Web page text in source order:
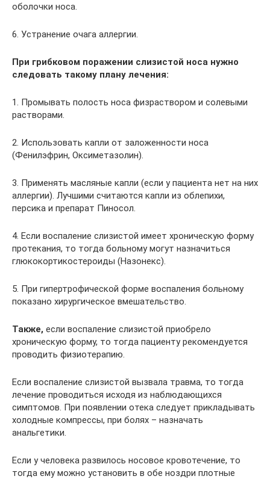
оболочки носа.
6. Устранение очага аллергии.
При грибковом поражении слизистой носа нужно
следовать такому плану лечения:
1. Промывать полость носа физраствором и солевыми
растворами.
2. Использовать капли от заложенности носа
(Фенилэфрин, Оксиметазолин).
3. Применять масляные капли (если у пациента нет на них
аллергии). Лучшими считаются капли из облепихи,
персика и препарат Пиносол.
4. Если воспаление слизистой имеет хроническую форму
протекания, то тогда больному могут назначиться
глюкокортикостероиды (Назонекс).
5. При гипертрофической форме воспаления больному
показано хирургическое вмешательство.
Также, если воспаление слизистой приобрело
хроническую форму, то тогда пациенту рекомендуется
проводить физиотерапию.
Если воспаление слизистой вызвала травма, то тогда
лечение проводиться исходя из наблюдающихся
симптомов. При появлении отека следует прикладывать
холодные компрессы, при болях – назначать
анальгетики.
Если у человека развилось носовое кровотечение, то
тогда ему можно установить в обе ноздри плотные